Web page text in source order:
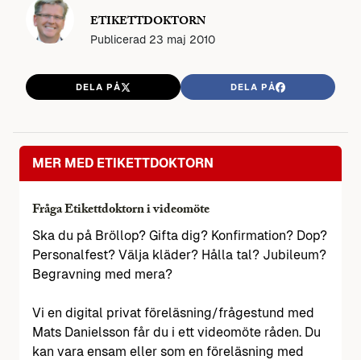
ETIKETTDOKTORN
Publicerad 23 maj 2010
DELA PÅ DELA PÅ
MER MED ETIKETTDOKTORN
Fråga Etikettdoktorn i videomöte
Ska du på Bröllop? Gifta dig? Konfirmation? Dop?
Personalfest? Välja kläder? Hålla tal? Jubileum?
Begravning med mera?
Vi en digital privat föreläsning/frågestund med
Mats Danielsson får du i ett videomöte råden. Du
kan vara ensam eller som en föreläsning med